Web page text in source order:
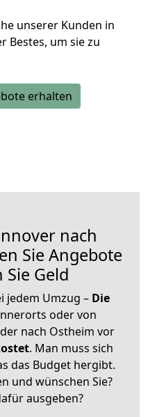
unserer Kunden in
Bestes, um sie zu
erhalten
nach
Sie Angebote
Geld
jedem Umzug – Die
oder von
nach Ostheim vor
. Man muss sich
das Budget hergibt.
und wünschen Sie?
ausgeben?